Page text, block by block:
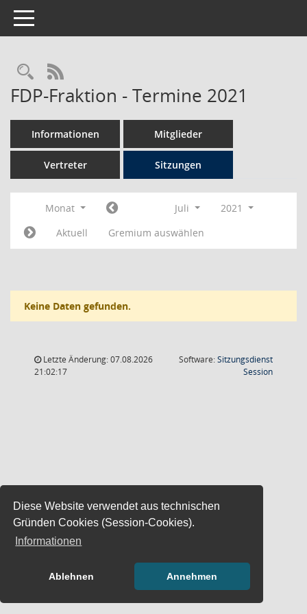
Diese Website verwendet aus technischen
Gründen Cookies (Session-Cookies).
Informationen
Ablehnen Annehmen
Toggle navigation
Rechercheauswahl
RSS-Feed
FDP-Fraktion - Termine 2021
Informationen Mitglieder
Vertreter Sitzungen
Monat Juli
2021
Aktuell
Gremium auswählen
Keine Daten gefunden.
Letzte Änderung: 07.08.2026
21:02:17
Software:Sitzungsdienst
Session(Wird in